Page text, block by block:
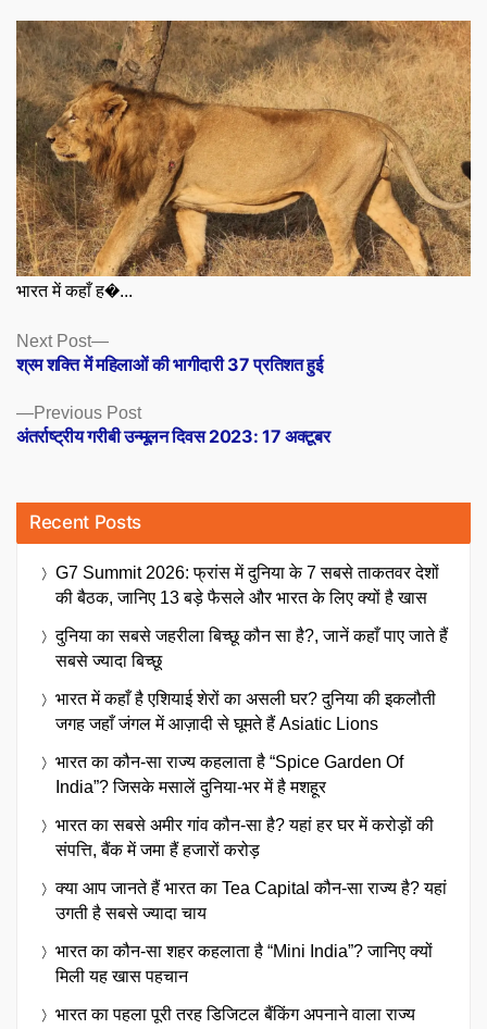
भारत में कहाँ ह�...
Posts
navigation
Previous PostPrevious
post:
अंतर्राष्ट्रीय गरीबी उन्मूलन दिवस 2023: 17 अक्टूबर
Next Post
Next
post:
श्रम शक्ति में महिलाओं की भागीदारी 37 प्रतिशत हुई
Recent Posts
G7 Summit 2026: फ्रांस में दुनिया के 7 सबसे ताकतवर देशों
की बैठक, जानिए 13 बड़े फैसले और भारत के लिए क्यों है खास
दुनिया का सबसे जहरीला बिच्छू कौन सा है?, जानें कहाँ पाए जाते हैं
सबसे ज्यादा बिच्छू
भारत में कहाँ है एशियाई शेरों का असली घर? दुनिया की इकलौती
जगह जहाँ जंगल में आज़ादी से घूमते हैं Asiatic Lions
भारत का कौन-सा राज्य कहलाता है “Spice Garden Of
India”? जिसके मसालें दुनिया-भर में है मशहूर
भारत का सबसे अमीर गांव कौन-सा है? यहां हर घर में करोड़ों की
संपत्ति, बैंक में जमा हैं हजारों करोड़
क्या आप जानते हैं भारत का Tea Capital कौन-सा राज्य है? यहां
उगती है सबसे ज्यादा चाय
भारत का कौन-सा शहर कहलाता है “Mini India”? जानिए क्यों
मिली यह खास पहचान
भारत का पहला पूरी तरह डिजिटल बैंकिंग अपनाने वाला राज्य